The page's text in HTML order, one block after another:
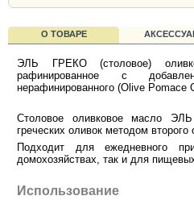
О ТОВАРЕ
ЭЛЬ ГРЕКО (столовое)
рафинированное с
нерафинированного (Olive Pomace
Столовое оливковое масло
греческих оливок методом второго
Подходит для ежедневного
домохозяйствах, так и для
Использование